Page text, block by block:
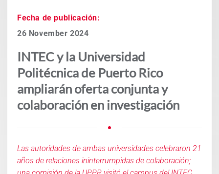
Fecha de publicación:
26 November 2024
INTEC y la Universidad
Politécnica de Puerto Rico
ampliarán oferta conjunta y
colaboración en investigación
Las autoridades de ambas universidades celebraron 21
años de relaciones ininterrumpidas de colaboración;